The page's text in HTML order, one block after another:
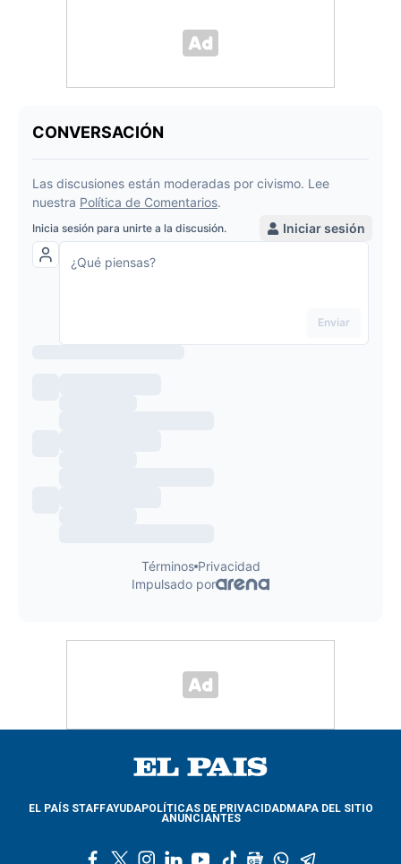
EL PAÍS STAFFAYUDAPOLÍTICAS DE PRIVACIDADMAPA DEL SITIO
ANUNCIANTES
l y t g w